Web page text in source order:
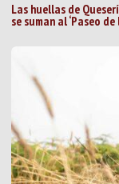
Las huellas de
se suman al ‘Paseo